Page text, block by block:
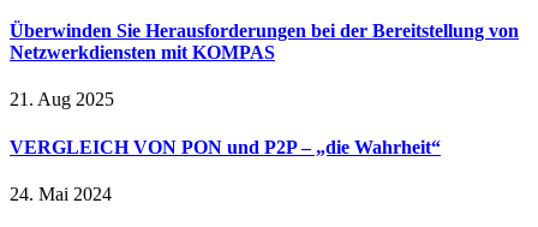
Überwinden Sie Herausforderungen bei der Bereitstellung von
Netzwerkdiensten mit KOMPAS
21. Aug 2025
VERGLEICH VON PON und P2P – „die Wahrheit“
24. Mai 2024